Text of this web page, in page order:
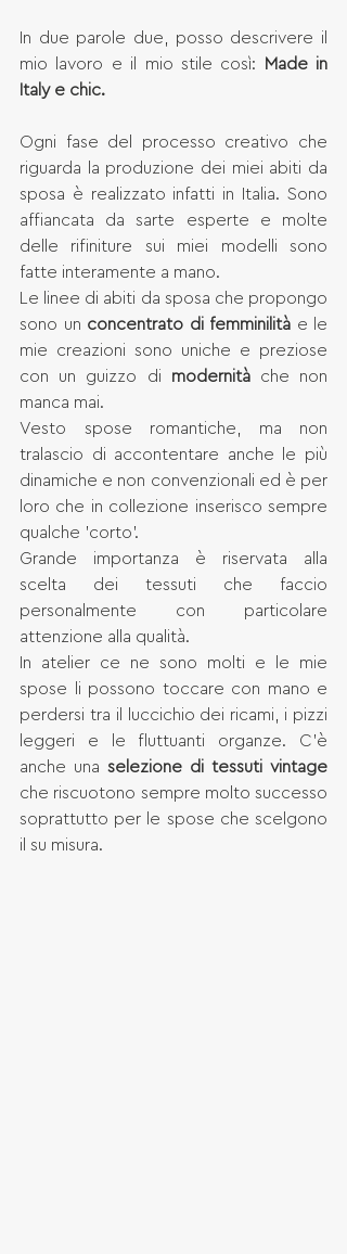
In due parole due, posso descrivere il
mio lavoro e il mio stile così:
Made in
Italy e chic.
Ogni fase del processo creativo che
riguarda la produzione dei miei abiti da
sposa è realizzato infatti in Italia. Sono
affiancata da sarte esperte e molte
delle rifiniture sui miei modelli sono
fatte interamente a mano.
Le linee di abiti da sposa che propongo
sono un concentrato di femminilità e le
mie creazioni sono uniche e preziose
con un guizzo di modernità che non
manca mai.
Vesto spose romantiche, ma non
tralascio di accontentare anche le più
dinamiche e non convenzionali ed è per
loro che in collezione inserisco sempre
qualche 'corto'.
Grande importanza è riservata alla
scelta dei tessuti che faccio
personalmente con particolare
attenzione alla qualità.
In atelier ce ne sono molti e le mie
spose li possono toccare con mano e
perdersi tra il luccichio dei ricami, i pizzi
leggeri e le fluttuanti organze. C'è
anche una
che riscuotono sempre molto successo
soprattutto per le spose che scelgono
il su misura.